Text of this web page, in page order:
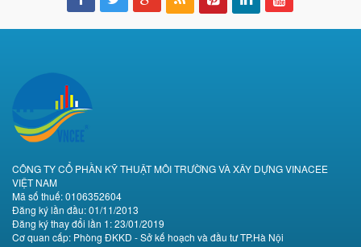
CÔNG TY CỔ PHẦN KỸ THUẬT MÔI TRƯỜNG VÀ XÂY DỰNG VINACEE
VIỆT NAM
Mã số thuế: 0106352604
Đăng ký lần đầu: 01/11/2013
Đăng ký thay đổi lần 1: 23/01/2019
Cơ quan cấp: Phòng ĐKKD - Sở kế hoạch và đầu tư TP.Hà Nội